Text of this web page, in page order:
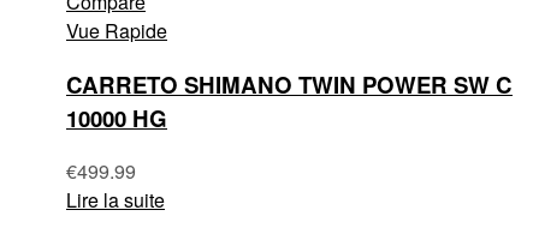
Vue Rapide
CARRETO SHIMANO TWIN POWER SW C
10000 HG
€499.99
Lire la suite